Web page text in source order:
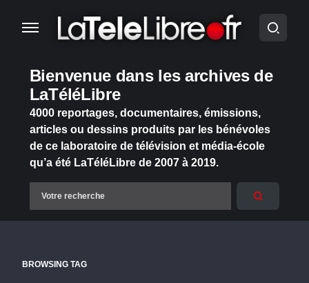
Bienvenue dans les archives de
LaTéléLibre
4000 reportages, documentaires, émissions,
articles ou dessins produits par les bénévoles
de ce laboratoire de télévision et média-école
qu’a été LaTéléLibre de 2007 à 2019.
BROWSING TAG